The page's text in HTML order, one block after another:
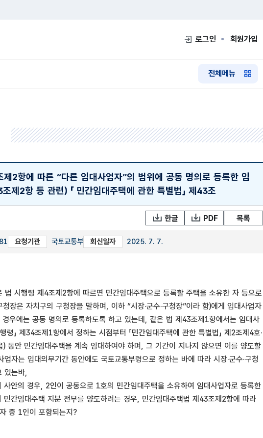
로그인 회원가입
전체메뉴
기화
크기 확대
제2항에 따른 “다른 임대사업자”의 범위에 공동 명의로 등록한 임
조제2항 등 관련) 「 민간임대주택에 관한 특별법」 제43조
한글 PDF 목록
요청기관 국토교통부 회신일자 2025. 7. 7.
법 시행령 제4조제2항에 따르면 민간임대주택으로 등록할 주택을 소유한 자 등으로
장은 자치구의 구청장을 말하며, 이하 “시장·군수·구청장”이라 함)에게 임대사업자
우에는 공동 명의로 등록하도록 하고 있는데, 같은 법 제43조제1항에서는 임대사
」 제34조제1항에서 정하는 시점부터 「민간임대주택에 관한 특별법」 제2조제4호·
안 민간임대주택을 계속 임대하여야 하며, 그 기간이 지나지 않으면 이를 양도할
는 임대의무기간 동안에도 국토교통부령으로 정하는 바에 따라 시장·군수·구청
있는바,
안의 경우, 2인이 공동으로 1호의 민간임대주택을 소유하여 임대사업자로 등록한
간임대주택 지분 전부를 양도하려는 경우, 민간임대주택법 제43조제2항에 따라
중 1인이 포함되는지?